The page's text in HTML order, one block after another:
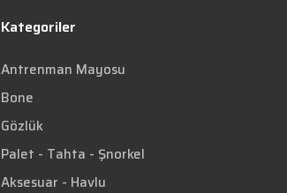
Kategoriler
Antrenman Mayosu
Bone
Gözlük
Palet - Tahta - Şnorkel
Aksesuar - Havlu